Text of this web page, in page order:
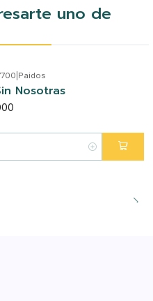
uno de
Paidos
Nosotras